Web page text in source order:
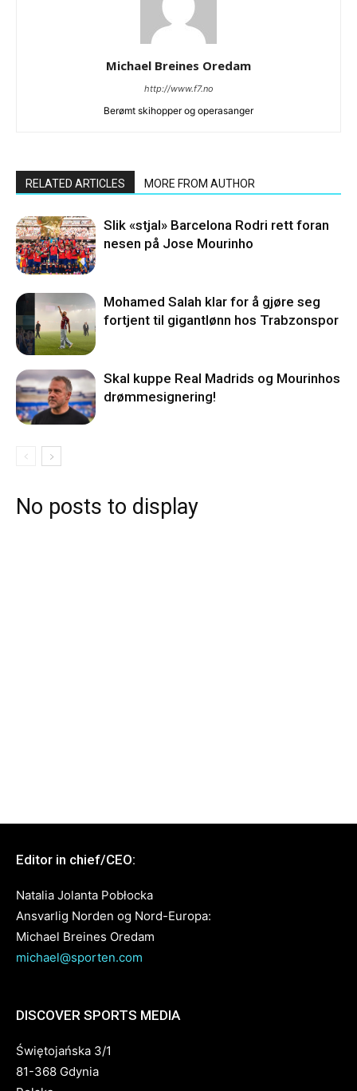
Michael Breines Oredam
http://www.f7.no
Berømt skihopper og operasanger
RELATED ARTICLES MORE FROM AUTHOR
Slik «stjal» Barcelona Rodri rett foran
nesen på Jose Mourinho
Mohamed Salah klar for å gjøre seg
fortjent til gigantlønn hos Trabzonspor
Skal kuppe Real Madrids og Mourinhos
drømmesignering!
No posts to display
Editor in chief/CEO:
Natalia Jolanta Pobłocka
Ansvarlig Norden og Nord-Europa:
Michael Breines Oredam
michael@sporten.com
DISCOVER SPORTS MEDIA
Świętojańska 3/1
81-368 Gdynia